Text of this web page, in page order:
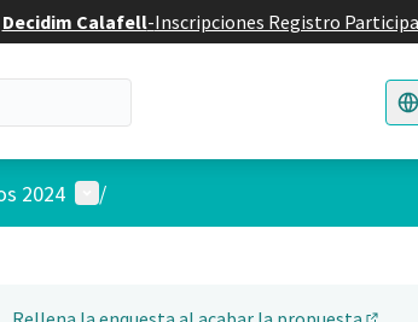
Decidim Calafell-Inscripciones Registro
2024 Menú de usuario
/